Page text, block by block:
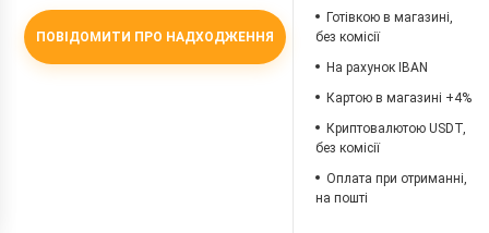
ПОВІДОМИТИ ПРО НАДХОДЖЕННЯ
Готівкою в магазині,
без комісії
На рахунок IBAN
Картою в магазині +4%
Криптовалютою USDT,
без комісії
Оплата при отриманні,
на пошті